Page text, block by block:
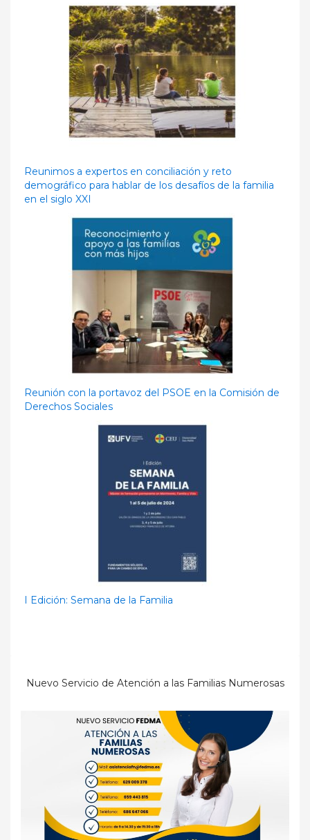
Reunimos a expertos en conciliación y reto
demográfico para hablar de los desafíos de la familia
en el siglo XXI
Reunión con la portavoz del PSOE en la Comisión de
Derechos Sociales
I Edición: Semana de la Familia
Nuevo Servicio de Atención a las Familias Numerosas